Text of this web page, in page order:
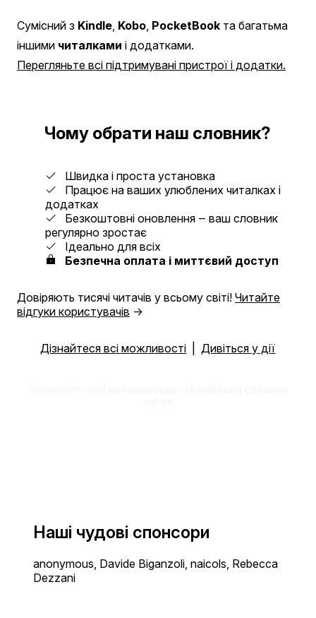
Сумісний з Kindle Kobo PocketBook та багатьма
іншими читалками і додатками.
Перегляньте всі підтримувані пристрої і додатки.
Чому обрати наш словник?
Швидка і проста установка
Працює на ваших улюблених читалках і
додатках
Безкоштовні оновлення ‒ ваш словник
регулярно зростає
Ідеально для всіх
Безпечна оплата і миттєвий доступ
Довіряють тисячі читачів у всьому світі! Читайте
відгуки користувачів →
Дізнайтеся всі можливості Дивіться у дії
Наші чудові спонсори
anonymous, Davide Biganzoli, naicols, Rebecca
Dezzani